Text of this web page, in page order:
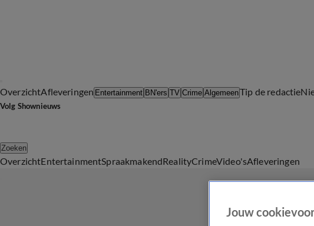
OverzichtAfleveringen Entertainment BN'ers TV Crime AlgemeenTip de redactie
Volg Shownieuws
Zoeken
OverzichtEntertainmentSpraakmakendRealityCrimeVideo'sAfleveringen
Jouw